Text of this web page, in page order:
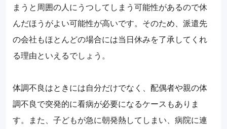
まうと周囲の人にうつしてしまう可能性があるので休
んだほうがよい可能性が高いです。そのため、派遣先
の会社もほとんどの場合には当日休みを了承してくれ
る理由といえるでしょう。
体調不良はときには自分だけでなく、配偶者や親の体
調不良で突発的に看病が必要になるケースもありま
す。また、子どもが急に朝発熱してしまい、病院に連